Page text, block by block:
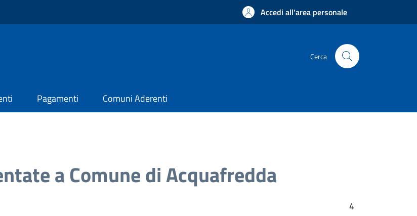
Accedi all'area personale
Cerca
Pagamenti Comuni Aderenti
a Comune di Acquafredda
4